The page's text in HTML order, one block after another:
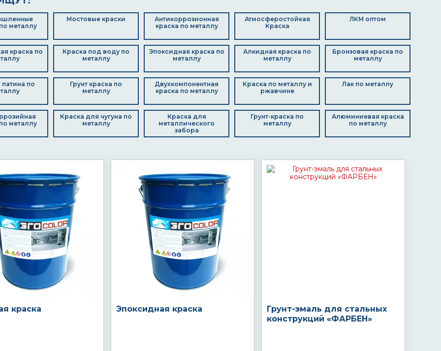
металлу
Мостовые краски
Антикоррозионная
краска по металлу
Атмосферостойкая
Краска
ЛКМ оптом
краска по
Краска под воду по
металлу
Эпоксидная краска по
металлу
Алкидная краска по
металлу
Бронзовая краска по
металлу
патина по
Грунт краска по
металлу
Двухкомпонентная
краска по металлу
Краска по металлу и
ржавчине
Лак по металлу
металлу
Краска для чугуна по
металлу
Краска для
металлического
забора
Грунт-краска по
металлу
Алюминиевая краска
по металлу
краска Эпоксидная краска
Грунт-эмаль для стальных
конструкций «ФАРБЕН»